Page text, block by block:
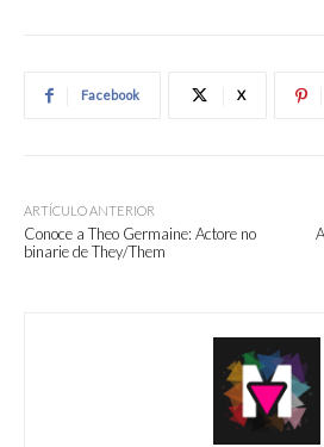
Facebook X
ARTÍCULO ANTERIOR
Conoce a Theo Germaine: Actore no
binarie de They/Them